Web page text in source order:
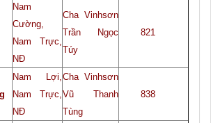
Nam
Cường,
Nam Trực,
NĐ
Cha Vinhsơn
Trần Ngọc
Túy
821
Nam Lợi,
Nam Trực,
NĐ
Cha Vinhsơn
Vũ Thanh
Tùng
838